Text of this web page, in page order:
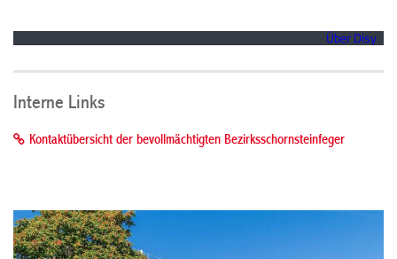
Interne Links
Kontaktübersicht der bevollmächtigten Bezirksschornsteinfeger